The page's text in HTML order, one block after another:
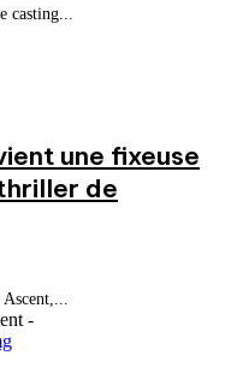
casting...
une fixeuse
de
-